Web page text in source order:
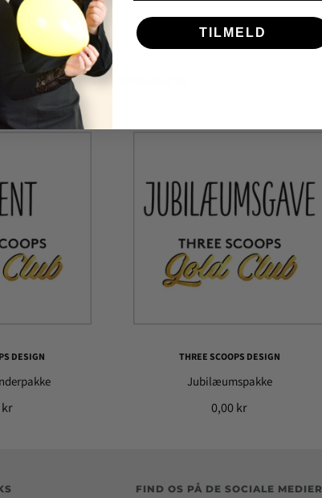
Other Fine Products
DESIGN THREE SCOOPS DESIGN
Jubilæumspakke
0,00 kr
FIND OS PÅ DE SOCIALE MEDIER
TILMELD